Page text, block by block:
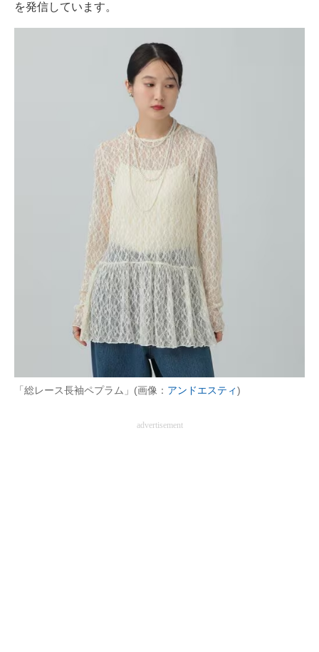
IT製品の技術・比較・事例
製造業のIT導入・活用を支援
モノづくり技術者専門サイト
エレクトロニクス専門サイト
電子設計の基本と応用
エネルギーの専門メディア
建設×テクノロジーの最前線
ちょっと気になるネットの話題
を発信しています。
「総レース長袖ペプラム」(画像： アンドエスティ)
advertisement